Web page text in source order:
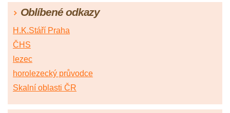
Oblíbené odkazy
H.K.Stáří Praha
ČHS
lezec
horolezecký průvodce
Skalní oblasti ČR